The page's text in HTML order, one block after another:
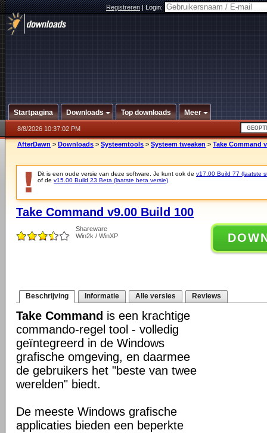
Registreren|Login:
Startpagina Downloads Top downloads Meer
8/8/2026 10:37:02 PM
AfterDawn > Downloads > Systeemtools > Systeem tweaken > Take Command
Dit is een oude versie van deze software. Je kunt ook de v17.00 Build 77 (laatste
of de v15.00 Build 23 Beta (laatste beta versie)
Take Command v9.00 Build 100
Shareware
Win2k / WinXP
Beschrijving Informatie Alle versies Reviews
Take Command is een krachtige
commando-regel tool - volledig
geïntegreerd in de Windows
grafische omgeving, en daarmee
de gebruikers het "beste van twee
werelden" biedt.
De meeste Windows grafische
applicaties bieden een beperkte